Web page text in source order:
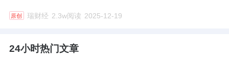
原创 瑞财经 2.3w阅读 2025-12-19
24小时热门文章